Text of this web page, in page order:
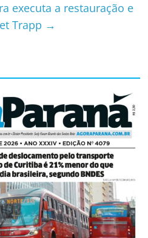
executa a restauração e
Trapp →